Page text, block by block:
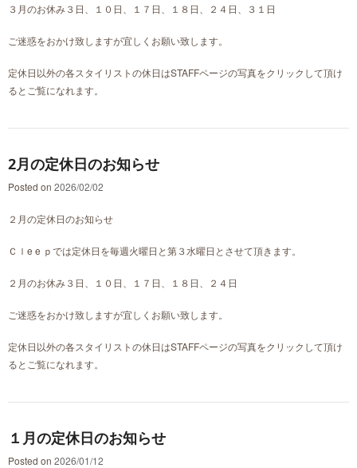
３月のお休み３日、１０日、１７日、１８日、２４日、３１日
ご迷惑をおかけ致しますが宜しくお願い致します。
定休日以外の各スタイリストの休日はSTAFFページの写真をクリックして頂け
るとご覧になれます。
2月の定休日のお知らせ
Posted on 2026/02/02
２月の定休日のお知らせ
Ｃｌe e ｐでは定休日を毎週火曜日と第３水曜日とさせて頂きます。
２月のお休み３日、１０日、１７日、１８日、２４日
ご迷惑をおかけ致しますが宜しくお願い致します。
定休日以外の各スタイリストの休日はSTAFFページの写真をクリックして頂け
るとご覧になれます。
１月の定休日のお知らせ
Posted on 2026/01/12